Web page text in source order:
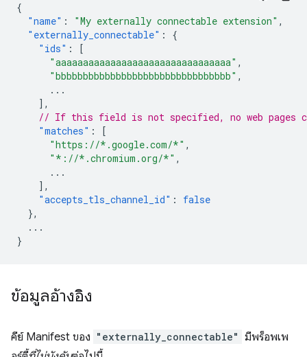
{
"name" : "My externally connectable extension" ,
"externally_connectable" :
{
"ids" :
[
"aaaaaaaaaaaaaaaaaaaaaaaaaaaaaaaa" ,
"bbbbbbbbbbbbbbbbbbbbbbbbbbbbbbbb" ,
...
],
// If this field is not specified, no web pages
"matches" :
[
"https://*.google.com/*" ,
"*://*.chromium.org/*" ,
...
],
"accepts_tls_channel_id" :
false
},
...
}
ข้อมูลอ้างอิง
คีย์ Manifest ของ "externally_connectable" มีพร็อพเพ